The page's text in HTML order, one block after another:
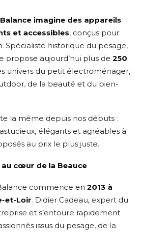
imagine des appareils
et accessibles, conçus pour
Spécialiste historique du pesage,
propose aujourd’hui plus de 250
univers du petit électroménager,
de la beauté et du bien-
la même depuis nos débuts :
élégants et agréables à
au prix le plus juste.
cœur de la Beauce
commence en 2013 à
et-Loir. Didier Cadeau, expert du
et s’entoure rapidement
issus du pesage, de la